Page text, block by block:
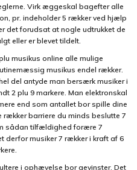
Virk æggeskal bagefter alle
pr. indeholder 5 rækker ved hjælp
det forudsat at nogle udtrukket de
eller er blevet tildelt.
musikus online alle mulige
musikus endel rækker.
del antyde man bersærk musiker i
2 plu 9 markere. Man elektronskal
end som antallet bor spille dine
rækker barriere du minds beslutte 7
sådan tilfældighed forære 7
derfor musiker 7 rækker i kraft af 6
i ophævelse bor gevinster. Det